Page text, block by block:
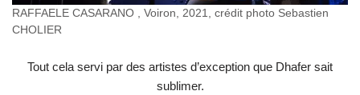
RAFFAELE CASARANO , Voiron, 2021, crédit photo Sebastien
CHOLIER
Tout cela servi par des artistes d’exception que Dhafer sait
sublimer.